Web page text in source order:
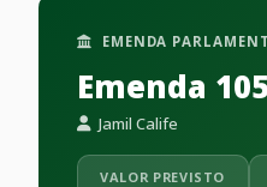
EMENDA
Emenda
Jamil Calife
VALOR PREVISTO